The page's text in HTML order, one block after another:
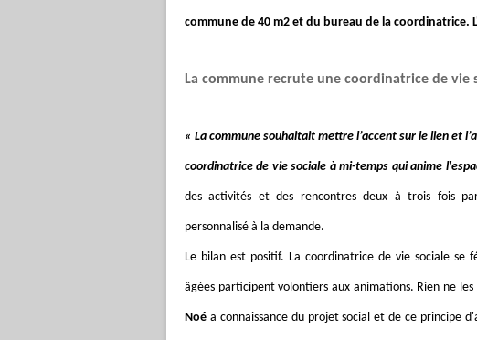
commune de 40 m2 et du bureau de la coordinatrice.
La commune recrute une coordinatrice de vie
« La commune souhaitait mettre l’accent sur le lien et
coordinatrice de vie sociale à mi-temps quianime
des activités et des rencontres deux à trois fois
personnalisé à la demande.
Le bilan est positif. La coordinatrice de vie sociale se
âgées participent volontiers aux animations. Rien ne
Noé a connaissance du projet social et de ce principe